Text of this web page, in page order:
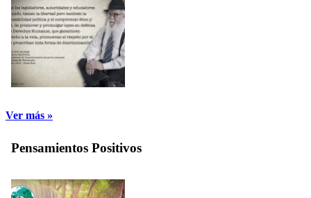
Ver más »
Pensamientos Positivos